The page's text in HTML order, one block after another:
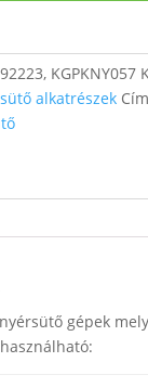
KGPKNY057
alkatrészek
gépek